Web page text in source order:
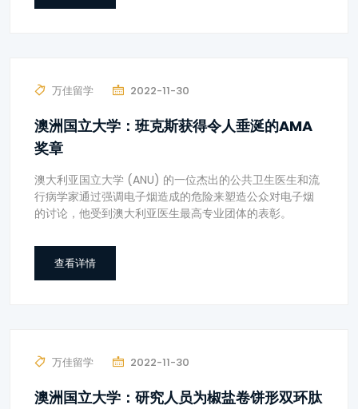
万佳留学 2022-11-30
澳洲国立大学：班克斯获得令人垂涎的AMA
奖章
澳大利亚国立大学 (ANU) 的一位杰出的公共卫生医生和流
行病学家通过强调电子烟造成的危险来塑造公众对电子烟
的讨论，他受到澳大利亚医生最高专业团体的表彰。
查看详情
万佳留学 2022-11-30
澳洲国立大学：研究人员为椒盐卷饼形双环肽